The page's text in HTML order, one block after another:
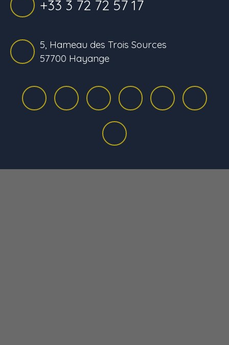
+33 3 72 72 57 17
5, Hameau des Trois Sources
57700 Hayange